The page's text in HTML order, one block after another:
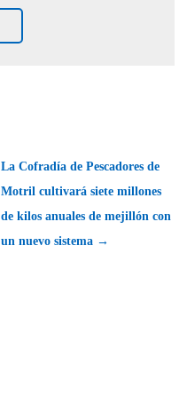
La Cofradía de Pescadores de
Motril cultivará siete millones
de kilos anuales de mejillón con
un nuevo sistema →